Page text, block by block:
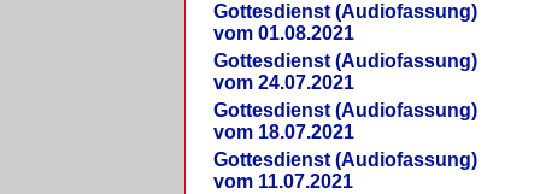
Gottesdienst (Audiofassung)
vom 01.08.2021
Gottesdienst (Audiofassung)
vom 24.07.2021
Gottesdienst (Audiofassung)
vom 18.07.2021
Gottesdienst (Audiofassung)
vom 11.07.2021